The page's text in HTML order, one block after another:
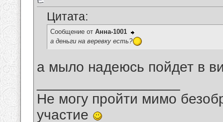
Цитата:
Сообщение от Анна-1001
а деньги на веревку есть?
а мыло надеюсь пойдет в
Не могу пройти мимо
участие